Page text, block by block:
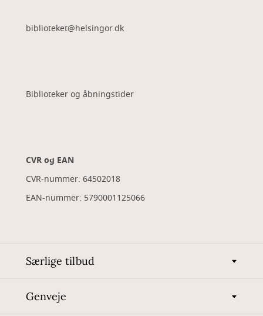
biblioteket@helsingor.dk
Biblioteker og åbningstider
CVR og EAN
CVR-nummer: 64502018
EAN-nummer: 5790001125066
Særlige tilbud
Genveje